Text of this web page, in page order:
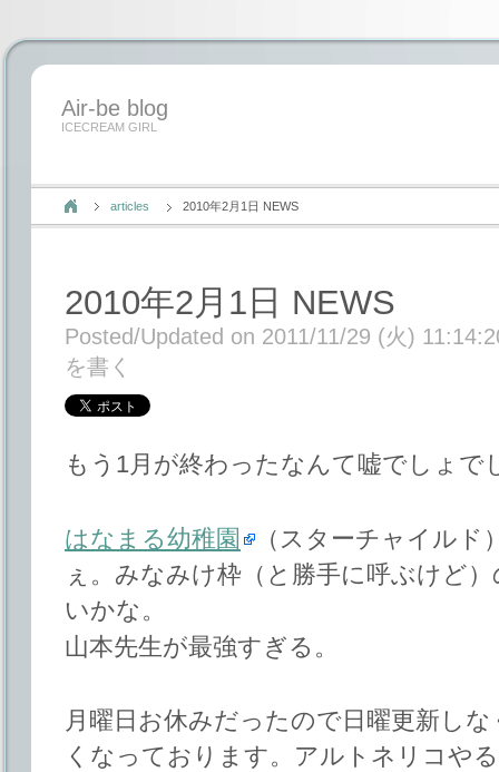
Air-be blog
ICECREAM GIRL
articles 2010年2月1日 NEWS
2010年2月1日 NEWS
Posted/Updated on 2011/11/29 (火)
を書く
もう1月が終わったなんて嘘でしょで
はなまる幼稚園
（スターチャイル
ぇ。みなみけ枠（と勝手に呼ぶけど
いかな。
山本先生が最強すぎる。
月曜日お休みだったので日曜更新し
くなっております。アルトネリコや